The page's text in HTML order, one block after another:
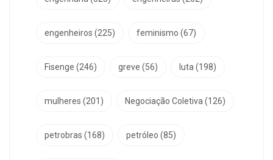
engenheiros (225) feminismo (67)
Fisenge (246) greve (56) luta (198)
mulheres (201) Negociação Coletiva (126)
petrobras (168) petróleo (85)